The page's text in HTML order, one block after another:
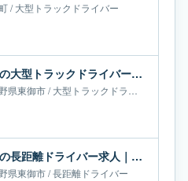
/大型トラックドライバー
アート梱包運輸株式会社の大型トラックドライバー求人｜長野県東御市｜月給37万円
県東御市/大型トラックドライバー
アート梱包運輸株式会社の長距離ドライバー求人｜長野県東御市｜月給69万円
県東御市/長距離ドライバー